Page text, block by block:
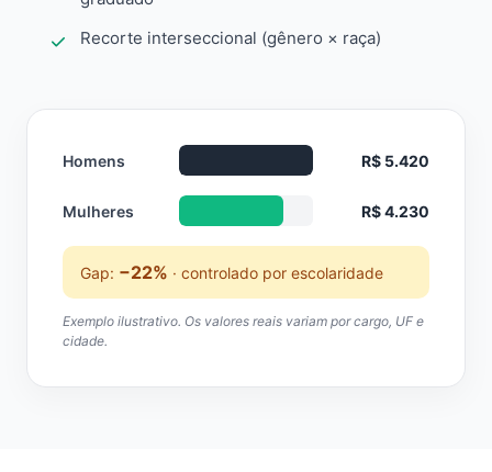
Recorte interseccional (gênero × raça)
Homens R$ 5.420
Mulheres R$ 4.230
Gap: −22% · controlado por escolaridade
Exemplo ilustrativo. Os valores reais variam por cargo, UF e
cidade.